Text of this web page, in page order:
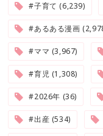
#子育て (6,239)
#あるある漫画
#ママ (3,967)
#育児 (1,308)
#2026年 (36)
#出産 (534)